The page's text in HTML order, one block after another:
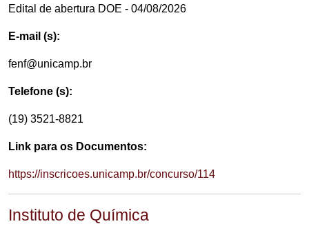
Edital de abertura DOE - 04/08/2026
E-mail (s):
fenf@unicamp.br
Telefone (s):
(19) 3521-8821
Link para os Documentos:
https://inscricoes.unicamp.br/concurso/114
Instituto de Química